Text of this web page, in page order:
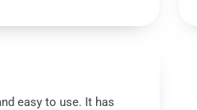
easy to use. It has